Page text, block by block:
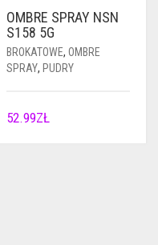
OMBRE SPRAY NSN
S158 5G
BROKATOWE, OMBRE
SPRAY, PUDRY
52.99ZŁ